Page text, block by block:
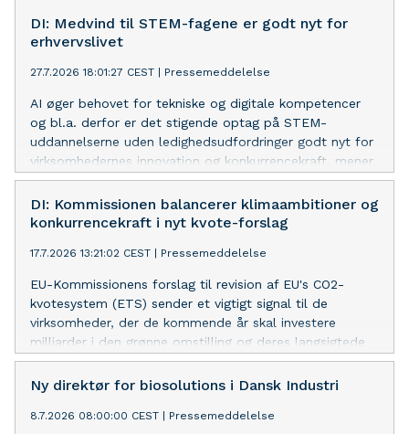
DI: Medvind til STEM-fagene er godt nyt for
erhvervslivet
27.7.2026 18:01:27 CEST Pressemeddelelse
AI øger behovet for tekniske og digitale kompetencer
og bl.a. derfor er det stigende optag på STEM-
uddannelserne uden ledighedsudfordringer godt nyt for
virksomhedernes innovation og konkurrencekraft, mener
DI’s underdirektør.
DI: Kommissionen balancerer klimaambitioner og
konkurrencekraft i nyt kvote-forslag
17.7.2026 13:21:02 CEST Pressemeddelelse
EU-Kommissionens forslag til revision af EU's CO2-
kvotesystem (ETS) sender et vigtigt signal til de
virksomheder, der de kommende år skal investere
milliarder i den grønne omstilling og deres langsigtede
konkurrencekraft, lyder det fra DI.
Ny direktør for biosolutions i Dansk Industri
8.7.2026 08:00:00 CEST Pressemeddelelse